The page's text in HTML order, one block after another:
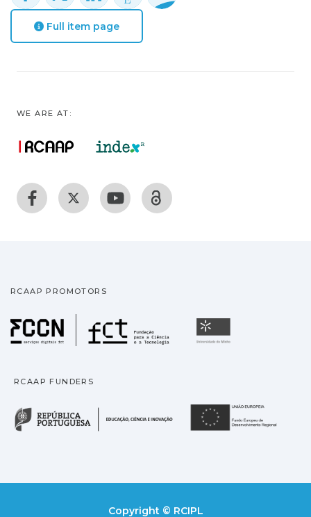
Full item page
WE ARE AT:
RCAAP PROMOTORS
Fundação para a
RCAAP FUNDERS
República Portuguesa
Copyright © RCIPL